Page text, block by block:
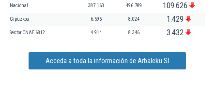
Nacional 387.163 496.789 109.626
Gipuzkoa 6.595 8.024 1.429
Sector CNAE 6812 4.914 8.346 3.432
Acceda a toda la información de Arbaleku Sl